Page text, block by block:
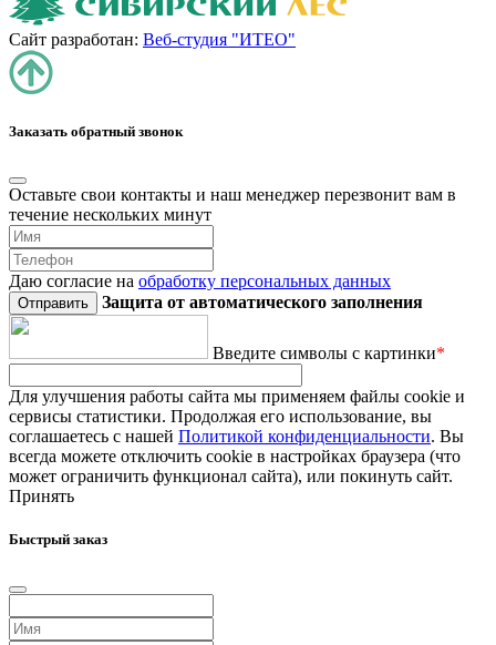
Сайт разработан: Веб-студия "ИТЕО"
Заказать обратный звонок
Оставьте свои контакты и наш менеджер перезвонит вам в
течение нескольких минут
Даю согласие на обработку персональных данных
Защита от автоматического заполнения
Введите символы с картинки*
Для улучшения работы сайта мы применяем файлы cookie и
сервисы статистики. Продолжая его использование, вы
соглашаетесь с нашей Политикой конфиденциальности. Вы
всегда можете отключить cookie в настройках браузера (что
может ограничить функционал сайта), или покинуть сайт.
Принять
Быстрый заказ